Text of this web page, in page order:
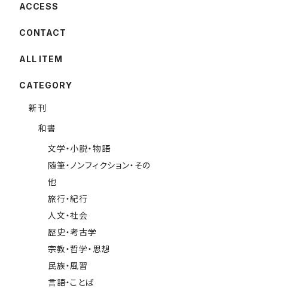
ACCESS
CONTACT
ALL ITEM
CATEGORY
新刊
和書
文学・小説・物語
随筆・ノンフィクション・その
他
旅行・紀行
人文・社会
歴史・考古学
宗教・哲学・思想
民族・風習
言語・ことば